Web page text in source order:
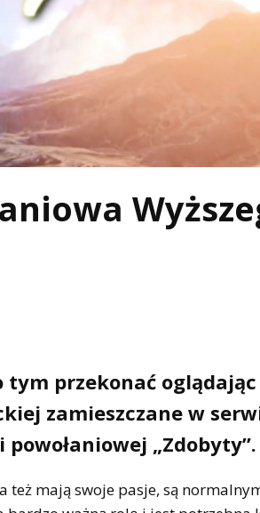
tym przekonać oglądając
zamieszczane w
„Zdobyty”.
też mają swoje pasje, są